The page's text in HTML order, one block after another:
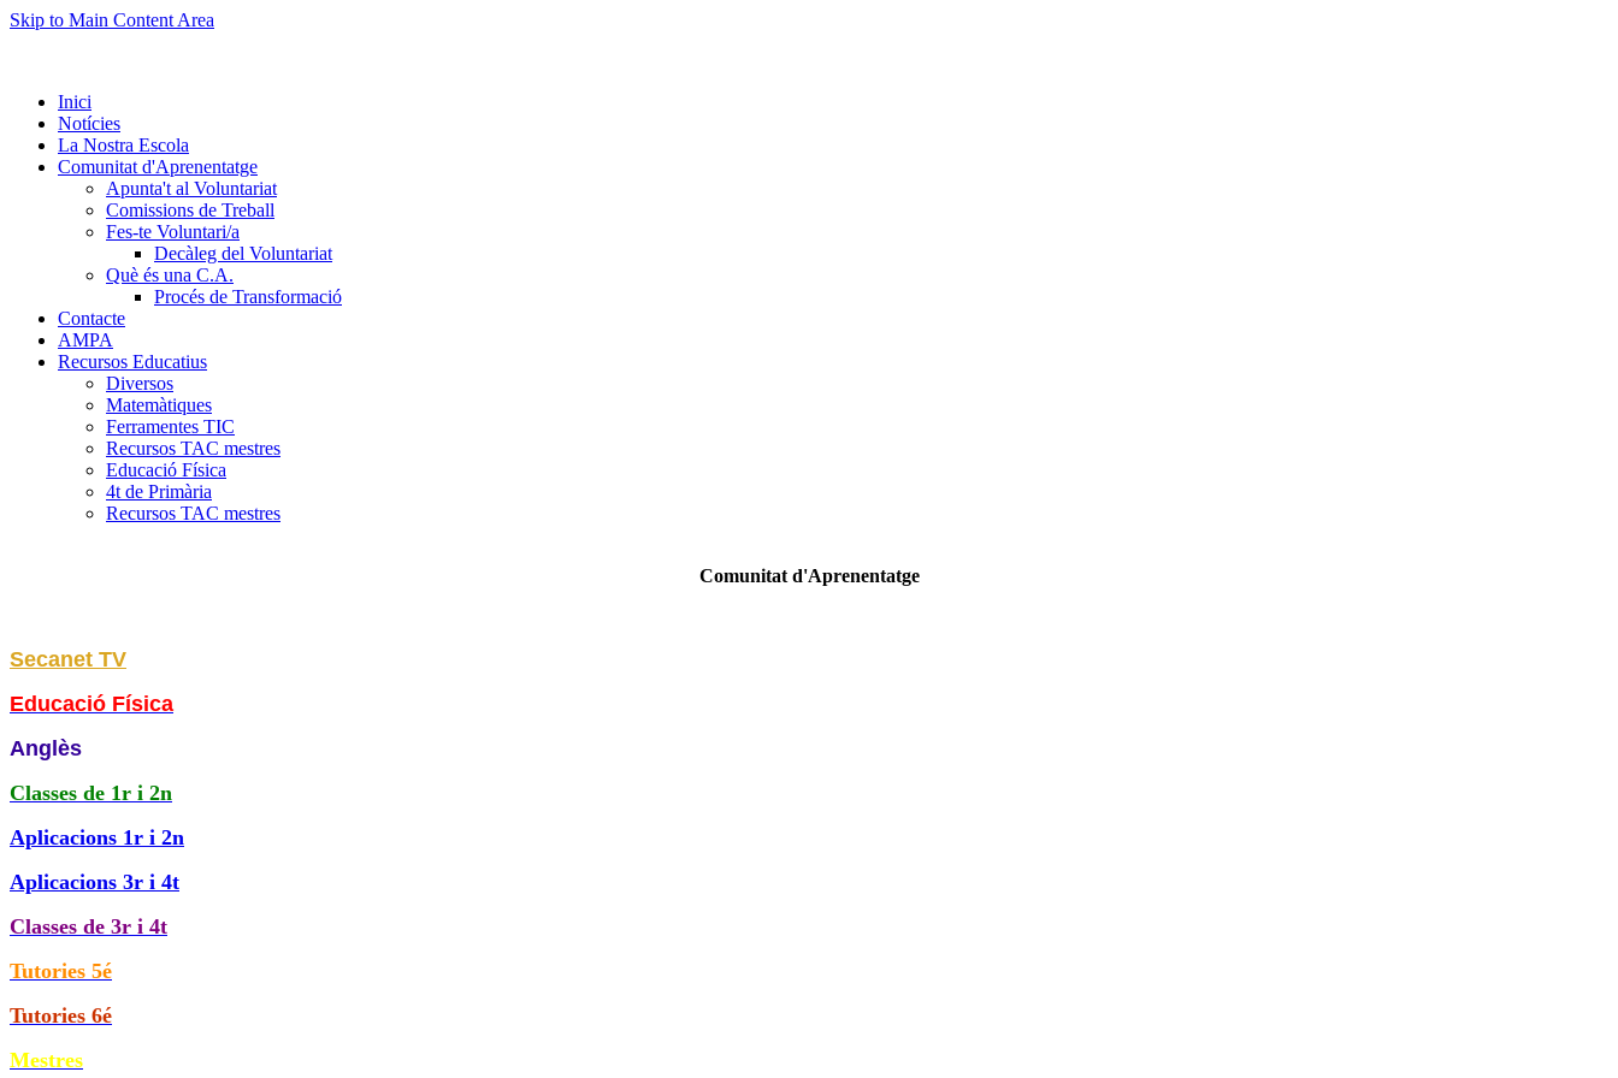
Skip to Main Content Area
Inici
Notícies
La Nostra Escola
Comunitat d'Aprenentatge
Apunta't al Voluntariat
Comissions de Treball
Fes-te Voluntari/a
Decàleg del Voluntariat
Què és una C.A.
Procés de Transformació
Contacte
AMPA
Recursos Educatius
Diversos
Matemàtiques
Ferramentes TIC
Recursos TAC mestres
Educació Física
4t de Primària
Recursos TAC mestres
Comunitat d'Aprenentatge
Secanet TV
Educació Física
Anglès
Classes de 1r i 2n
Aplicacions 1r i 2n
Aplicacions 3r i 4t
Classes de 3r i 4t
Tutories 5é
Tutories 6é
Mestres